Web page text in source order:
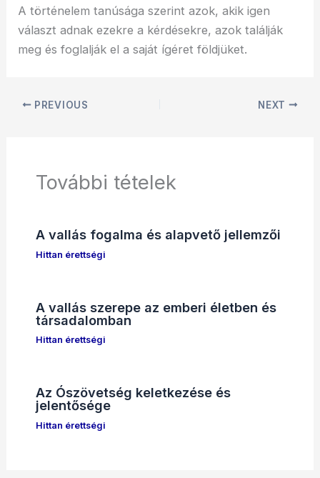
A történelem tanúsága szerint azok, akik igen
választ adnak ezekre a kérdésekre, azok találják
meg és foglalják el a saját ígéret földjüket.
PREVIOUS NEXT
További tételek
A vallás fogalma és alapvető jellemzői
Hittan érettségi
A vallás szerepe az emberi életben és
társadalomban
Hittan érettségi
Az Ószövetség keletkezése és
jelentősége
Hittan érettségi